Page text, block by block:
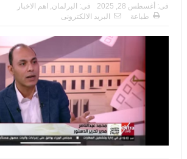
فى: أغسطس 28, 2025 فى: البرلمان اهم الاخبار
طباعة
البريد الالكترونى